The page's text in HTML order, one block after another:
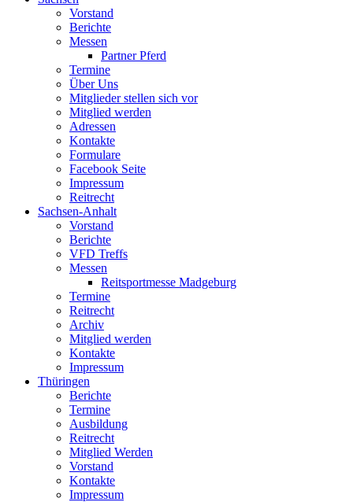
Vorstand
Berichte
Messen
Partner Pferd
Termine
Über Uns
Mitglieder stellen sich vor
Mitglied werden
Adressen
Kontakte
Formulare
Facebook Seite
Impressum
Reitrecht
Sachsen-Anhalt
Vorstand
Berichte
VFD Treffs
Messen
Reitsportmesse Madgeburg
Termine
Reitrecht
Archiv
Mitglied werden
Kontakte
Impressum
Thüringen
Berichte
Termine
Ausbildung
Reitrecht
Mitglied Werden
Vorstand
Kontakte
Impressum